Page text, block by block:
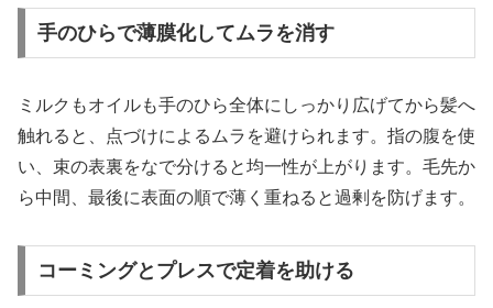
手のひらで薄膜化してムラを消す
ミルクもオイルも手のひら全体にしっかり広げてから髪へ
触れると、点づけによるムラを避けられます。指の腹を使
い、束の表裏をなで分けると均一性が上がります。毛先か
ら中間、最後に表面の順で薄く重ねると過剰を防げます。
コーミングとプレスで定着を助ける